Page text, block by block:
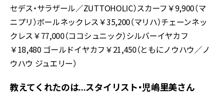
セデス・サラザール／ZUTTOHOLIC）スカーフ￥9,900（マ
ニプリ）ボールネックレス￥35,200（マリハ）チェーンネッ
クレス￥77,000（ココシュニック）シルバーイヤカフ
￥18,480 ゴールドイヤカフ￥21,450（ともにノウハウ／ノ
ウハウ ジュエリー）
教えてくれたのは...スタイリスト・児嶋里美さん